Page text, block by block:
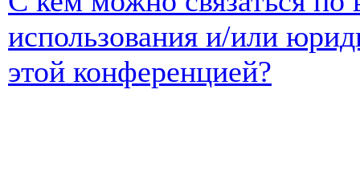
использования и/или
этой конференцией?